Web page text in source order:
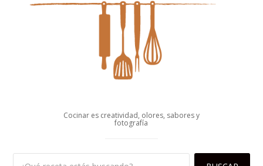
Cocinar es creatividad, olores, sabores y
fotografía